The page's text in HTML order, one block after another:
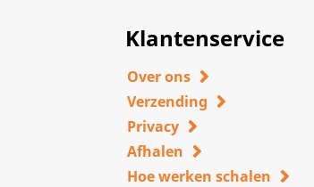
Klantenservice
Over ons
Verzending
Privacy
Afhalen
Hoe werken schalen